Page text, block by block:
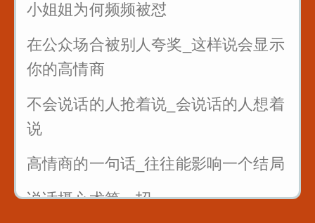
小姐姐为何频频被怼
在公众场合被别人夸奖_这样说会显示
你的高情商
不会说话的人抢着说_会说话的人想着
说
高情商的一句话_往往能影响一个结局
说话摄心术第一招